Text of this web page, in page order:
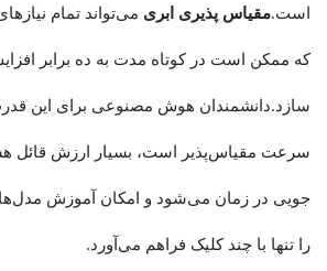
است.مقیاس‌ پذیری ابری می‌تواند تمام
که ممکن است در کوتاه مدت به ده برابر
سازد.دانشمندان هوش مصنوعی برای این
سرعت مقیاس‌پذیر است، بسیار ارزش قائل
جویی در زمان می‌شود و امکان آموزش مدل‌ها
را تنها با چند کلیک فراهم می‌آورد.